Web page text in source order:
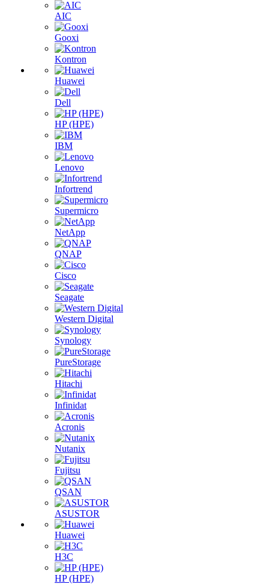
AIC
Gooxi
Kontron
Huawei
Dell
HP (HPE)
IBM
Lenovo
Infortrend
Supermicro
NetApp
QNAP
Cisco
Seagate
Western Digital
Synology
PureStorage
Hitachi
Infinidat
Acronis
Nutanix
Fujitsu
QSAN
ASUSTOR
Huawei
H3C
HP (HPE)